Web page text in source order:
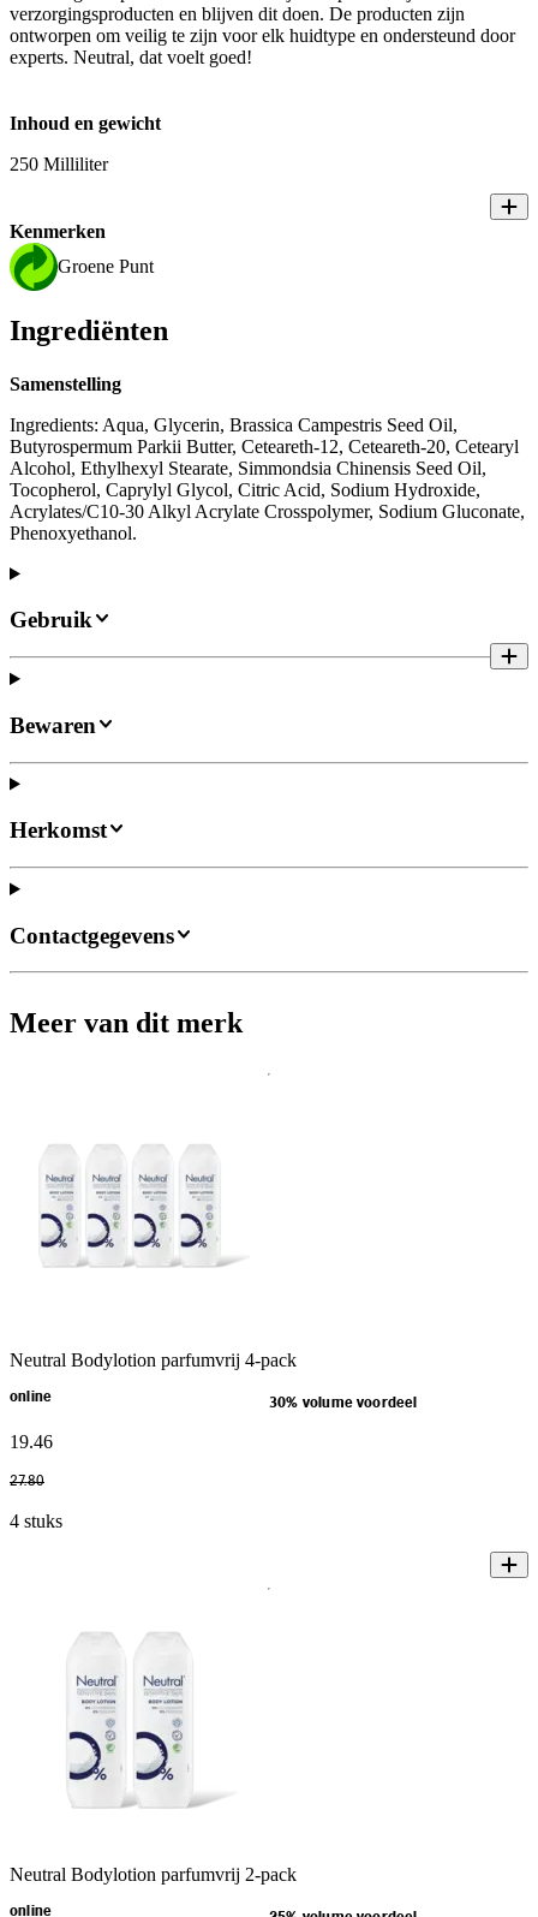
verzorgingsproducten en blijven dit doen. De producten zijn
ontworpen om veilig te zijn voor elk huidtype en ondersteund door
experts. Neutral, dat voelt goed!
Inhoud en gewicht
250 Milliliter
Kenmerken
Groene Punt
Ingrediënten
Samenstelling
Ingredients: Aqua, Glycerin, Brassica Campestris Seed Oil,
Butyrospermum Parkii Butter, Ceteareth-12, Ceteareth-20, Cetearyl
Alcohol, Ethylhexyl Stearate, Simmondsia Chinensis Seed Oil,
Tocopherol, Caprylyl Glycol, Citric Acid, Sodium Hydroxide,
Acrylates/C10-30 Alkyl Acrylate Crosspolymer, Sodium Gluconate,
Phenoxyethanol.
Gebruik
Bewaren
Herkomst
Contactgegevens
Meer van dit merk
Neutral Bodylotion parfumvrij 4-pack
online 30% volume voordeel
19.46
27.80
4 stuks
Neutral Bodylotion parfumvrij 2-pack
online